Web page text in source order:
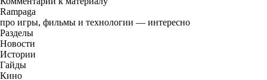
Rampaga
про игры, фильмы и технологии — интересно
Разделы
Новости
Истории
Гайды
Кино